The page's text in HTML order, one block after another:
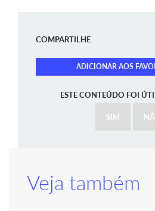
COMPARTILHE
ADICIONAR AOS
ESTE CONTEÚDO FOI
SIM
Veja também